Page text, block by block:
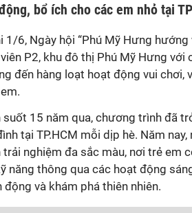
bổ ích cho các em nhỏ tại
1/6, Ngày hội “Phú Mỹ Hưng hướng
P2, khu đô thị Phú Mỹ Hưng với
đến hàng loạt hoạt động vui chơi,
15 năm qua, chương trình đã
tại TP.HCM mỗi dịp hè. Năm
nghiệm đa sắc màu, nơi trẻ em
năng thông qua các hoạt động
động và khám phá thiên nhiên.